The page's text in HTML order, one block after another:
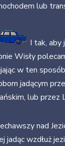
lub
I tak, aby
Wisły
w ten
jadącym
lub
nad
jadąc wzdłuż